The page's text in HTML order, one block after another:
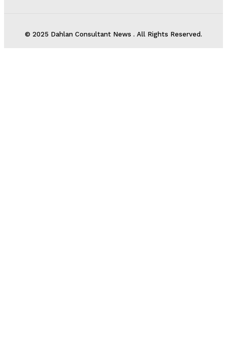
© 2025 Dahlan Consultant News . All Rights Reserved.